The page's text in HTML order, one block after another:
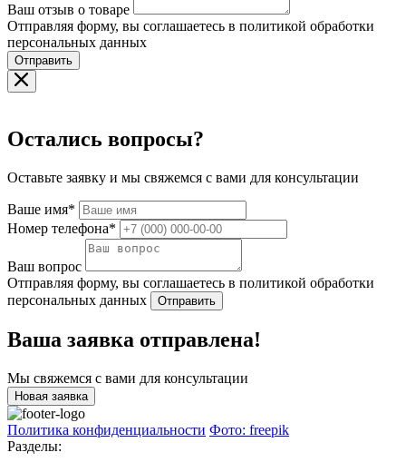
Ваш отзыв о товаре
Отправляя форму, вы соглашаетесь в политикой обработки
персональных данных
Отправить
Остались вопросы?
Оставьте заявку и мы свяжемся с вами для консультации
Ваше имя*
Номер телефона*
Ваш вопрос
Отправляя форму, вы соглашаетесь в политикой обработки
персональных данных
Отправить
Ваша заявка отправлена!
Мы свяжемся с вами для консультации
Новая заявка
Политика конфиденциальности Фото: freepik
Разделы: